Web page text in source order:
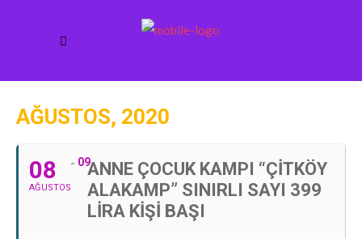
AĞUSTOS, 2020
08
AĞUSTOS
09ANNE ÇOCUK KAMPI “ÇITKÖY
ALAKAMP” SINIRLI SAYI 399
LIRA KIŞI BAŞI